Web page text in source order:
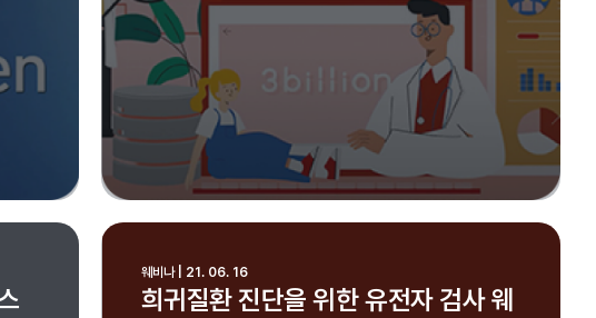
희귀질환 진단을 위한 유전자 검사 웨
웨비나 | 21. 06. 16